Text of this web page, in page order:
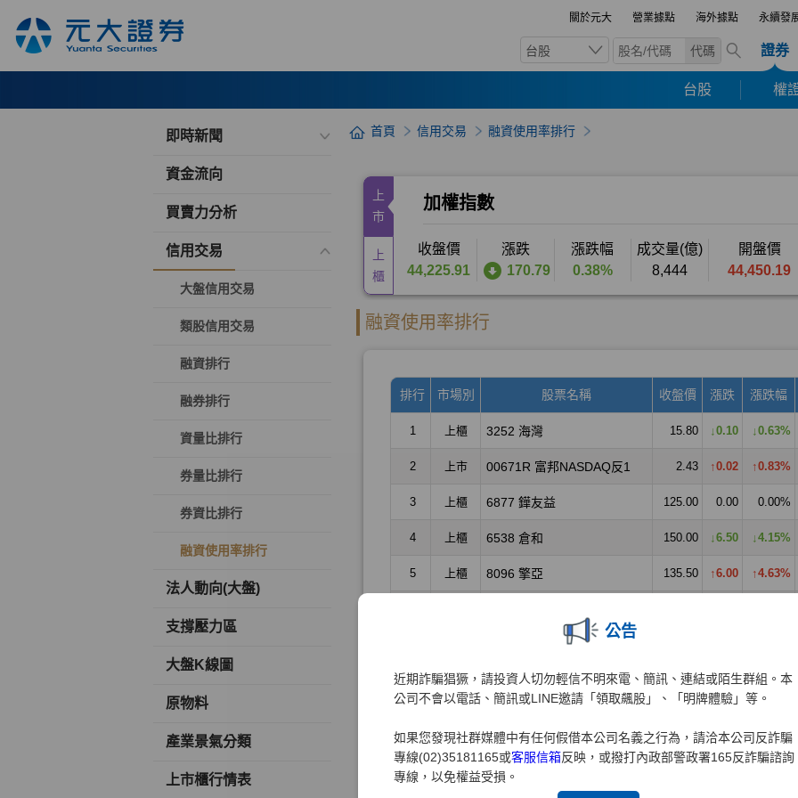
關於元大 營業據點 海外據點 永續發
台股 代碼 證券
台股 權
公告
近期詐騙猖獗，請投資人切勿輕信不明來電、簡訊、連結或陌生群組。本
公司不會以電話、簡訊或LINE邀請「領取飆股」、「明牌體驗」等。
如果您發現社群媒體中有任何假借本公司名義之行為，請洽本公司反詐騙
專線(02)35181165或客服信箱反映，或撥打內政部警政署165反詐騙諮詢
專線，以免權益受損。
即時新聞
資金流向
買賣力分析
信用交易
大盤信用交易
類股信用交易
融資排行
融券排行
資量比排行
券量比排行
券資比排行
融資使用率排行
法人動向(大盤)
支撐壓力區
大盤K線圖
原物料
產業景氣分類
上市櫃行情表
首頁 信用交易 融資使用率排行